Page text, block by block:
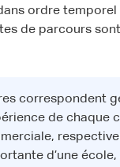
ordre temporel
de parcours
correspondent
de chaque
d’une école,